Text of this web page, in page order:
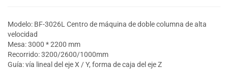
Modelo: BF-3026L Centro de máquina de doble columna de alta
velocidad
Mesa: 3000 * 2200 mm
Recorrido: 3200/2600/1000mm
Guía: vía lineal del eje X / Y, forma de caja del eje Z